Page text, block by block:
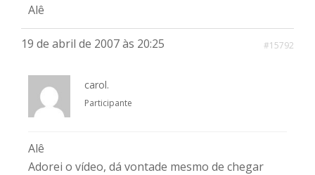
Alê
19 de abril de 2007 às 20:25 #15792
carol.
Participante
Alê
Adorei o vídeo, dá vontade mesmo de chegar